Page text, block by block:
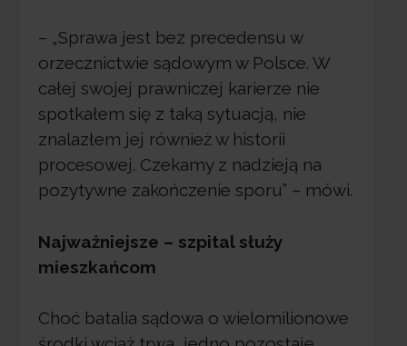
– „Sprawa jest bez precedensu w
orzecznictwie sądowym w Polsce. W
całej swojej prawniczej karierze nie
spotkałem się z taką sytuacją, nie
znalazłem jej również w historii
procesowej. Czekamy z nadzieją na
pozytywne zakończenie sporu” – mówi.
Najważniejsze – szpital służy
mieszkańcom
Choć batalia sądowa o wielomilionowe